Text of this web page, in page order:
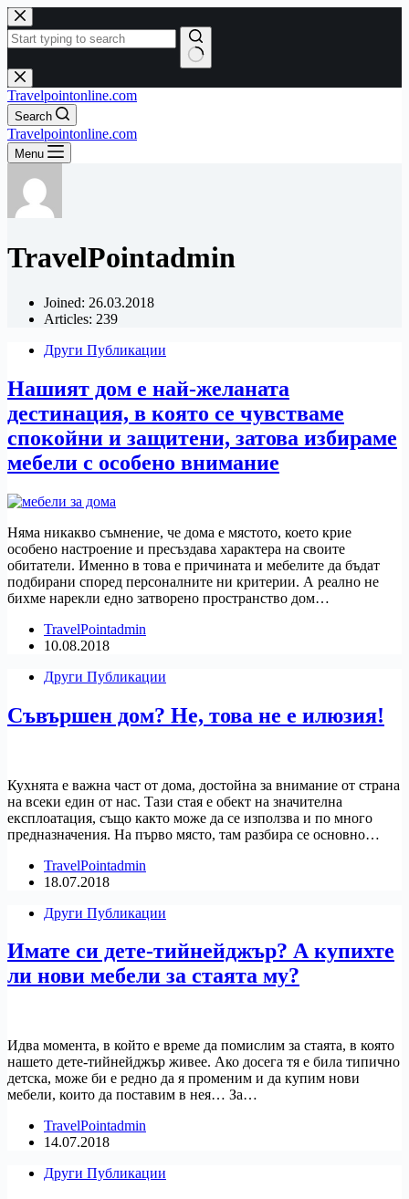
Skip
to
content
No
results
Travelpointonline.com
Search
Travelpointonline.com
Menu
TravelPointadmin
Joined: 26.03.2018
Articles: 239
Други Публикации
Нашият дом е най-желаната
дестинация, в която се чувстваме
спокойни и защитени, затова избираме
мебели с особено внимание
Няма никакво съмнение, че дома е мястото, което крие
особено настроение и пресъздава характера на своите
обитатели. Именно в това е причината и мебелите да бъдат
подбирани според персоналните ни критерии. А реално не
бихме нарекли едно затворено пространство дом…
TravelPointadmin
10.08.2018
Други Публикации
Съвършен дом? Не, това не е илюзия!
Кухнята е важна част от дома, достойна за внимание от страна
на всеки един от нас. Тази стая е обект на значителна
експлоатация, също както може да се използва и по много
предназначения. На първо място, там разбира се основно…
TravelPointadmin
18.07.2018
Други Публикации
Имате си дете-тийнейджър? А купихте
ли нови мебели за стаята му?
Идва момента, в който е време да помислим за стаята, в която
нашето дете-тийнейджър живее. Ако досега тя е била типично
детска, може би е редно да я променим и да купим нови
мебели, които да поставим в нея… За…
TravelPointadmin
14.07.2018
Други Публикации